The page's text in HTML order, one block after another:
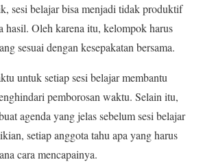
sesi belajar bisa menjadi tidak produktif
hasil. Oleh karena itu, kelompok harus
sesuai dengan kesepakatan bersama.
untuk setiap sesi belajar membantu
pemborosan waktu. Selain itu,
agenda yang jelas sebelum sesi belajar
setiap anggota tahu apa yang harus
cara mencapainya.